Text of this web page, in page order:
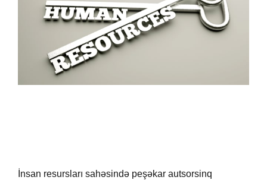
İnsan resursları sahəsində peşəkar autsorsinq